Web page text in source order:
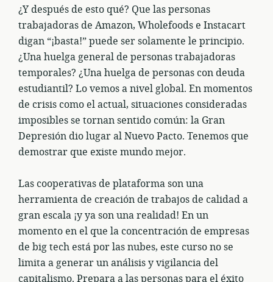
¿Y después de esto qué? Que las personas
trabajadoras de Amazon, Wholefoods e Instacart
digan “¡basta!” puede ser solamente le principio.
¿Una huelga general de personas trabajadoras
temporales? ¿Una huelga de personas con deuda
estudiantil? Lo vemos a nivel global. En momentos
de crisis como el actual, situaciones consideradas
imposibles se tornan sentido común: la Gran
Depresión dio lugar al Nuevo Pacto. Tenemos que
demostrar que existe mundo mejor.
Las cooperativas de plataforma son una
herramienta de creación de trabajos de calidad a
gran escala ¡y ya son una realidad! En un
momento en el que la concentración de empresas
de big tech está por las nubes, este curso no se
limita a generar un análisis y vigilancia del
capitalismo. Prepara a las personas para el éxito